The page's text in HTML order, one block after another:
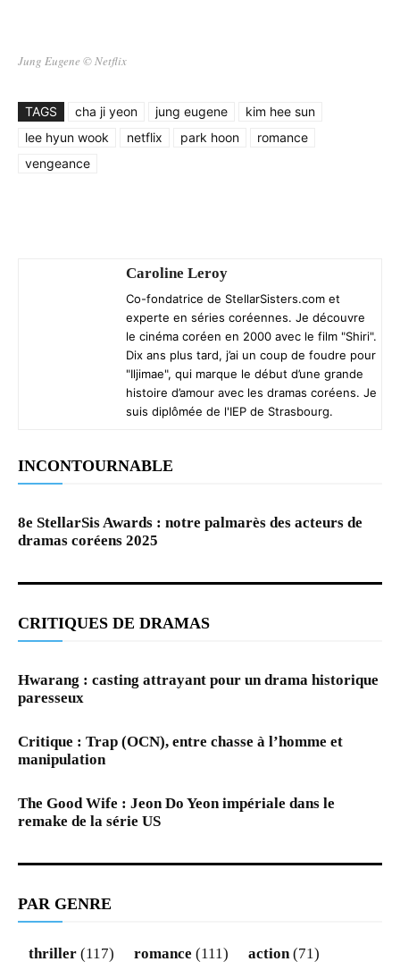
Jung Eugene © Netflix
TAGS cha ji yeon jung eugene
kim hee sun
lee hyun wook
netflix park hoon
romance
vengeance
Caroline Leroy
Co-fondatrice de StellarSisters.com et
experte en séries coréennes. Je découvre
le cinéma coréen en 2000 avec le film "Shiri".
Dix ans plus tard, j’ai un coup de foudre pour
"Iljimae", qui marque le début d’une grande
histoire d’amour avec les dramas coréens. Je
suis diplômée de l'IEP de Strasbourg.
INCONTOURNABLE
8e StellarSis Awards : notre palmarès des acteurs de
dramas coréens 2025
CRITIQUES DE DRAMAS
Hwarang : casting attrayant pour un drama historique
paresseux
Critique : Trap (OCN), entre chasse à l’homme et
manipulation
The Good Wife : Jeon Do Yeon impériale dans le
remake de la série US
PAR GENRE
thriller (117) romance (111) action (71)